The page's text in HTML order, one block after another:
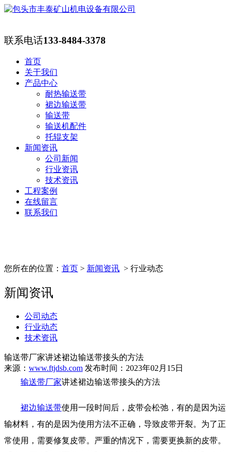
联系电话133-8484-3378
首页
关于我们
产品中心
耐热输送带
裙边输送带
输送带
输送机配件
托辊支架
新闻资讯
公司新闻
行业资讯
技术资讯
工程案例
在线留言
联系我们
您所在的位置： 首页 > 新闻资讯 > 行业动态
新闻资讯
公司动态
行业动态
技术资讯
输送带厂家讲述裙边输送带接头的方法
来源： www.ftjdsb.com 发布时间：2023年02月15日
输送带厂家讲述裙边输送带接头的方法
裙边输送带使用一段时间后，皮带会松弛，有的是因为运
输材料，有的是因为使用方法不正确，导致皮带开裂。为了正
常使用，需要修复皮带。严重的情况下，需要更换新的皮带。